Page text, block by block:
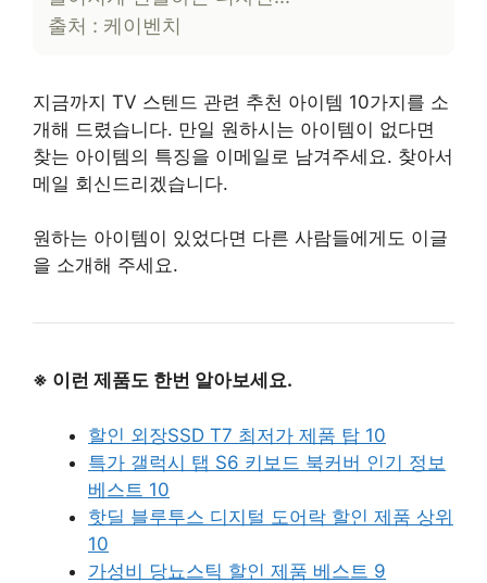
출처 : 케이벤치
지금까지 TV 스텐드 관련 추천 아이템 10가지를 소
개해 드렸습니다. 만일 원하시는 아이템이 없다면
찾는 아이템의 특징을 이메일로 남겨주세요. 찾아서
메일 회신드리겠습니다.
원하는 아이템이 있었다면 다른 사람들에게도 이글
을 소개해 주세요.
※ 이런 제품도 한번 알아보세요.
할인 외장SSD T7 최저가 제품 탑 10
특가 갤럭시 탭 S6 키보드 북커버 인기 정보
베스트 10
핫딜 블루투스 디지털 도어락 할인 제품 상위
10
가성비 당뇨스틱 할인 제품 베스트 9